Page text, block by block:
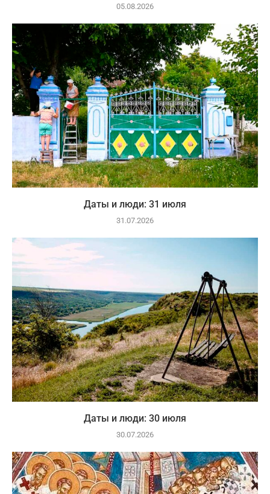
05.08.2026
Даты и люди: 31 июля
31.07.2026
Даты и люди: 30 июля
30.07.2026